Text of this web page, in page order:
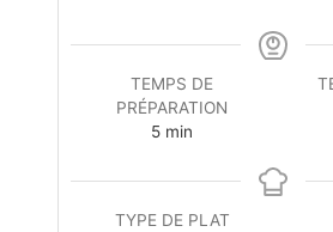
TEMPS DE
PRÉPARATION
5 min
TYPE DE PLAT